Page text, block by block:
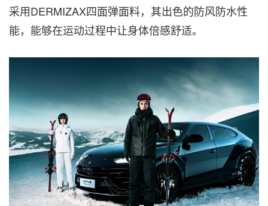
采用DERMIZAX四面弹面料，其出色的防风防水性
能，能够在运动过程中让身体倍感舒适。